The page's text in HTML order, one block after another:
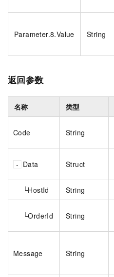
Parameter.8.Value String
返回参数
名称 类型
Code String
Data Struct
└HostId String
└OrderId String
Message String